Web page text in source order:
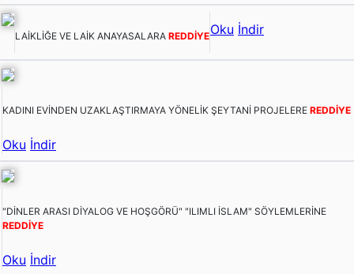
LAİKLİĞE VE LAİK ANAYASALARA REDDİYEOku İndir
KADINI EVİNDEN UZAKLAŞTIRMAYA YÖNELİK ŞEYTANİ PROJELERE REDDİYE
Oku İndir
"DİNLER ARASI DİYALOG VE HOŞGÖRÜ" "ILIMLI İSLAM" SÖYLEMLERİNE
REDDİYE
Oku İndir